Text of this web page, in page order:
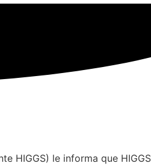
HIGGS) le informa que